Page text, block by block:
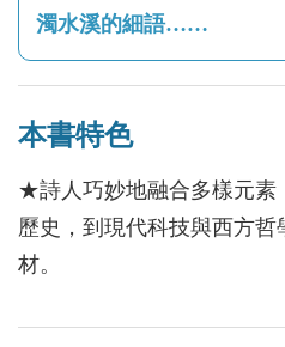
濁水溪的細語……
本書特色
★詩人巧妙地融合多樣元素
歷史，到現代科技與西方
材。